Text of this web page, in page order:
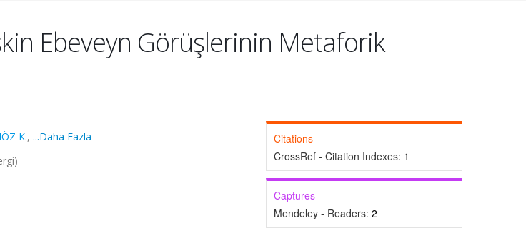
Ebeveyn Görüşlerinin Metaforik
K., ...Daha Fazla
Citations
CrossRef - Citation Indexes: 1
Captures
Mendeley - Readers: 2